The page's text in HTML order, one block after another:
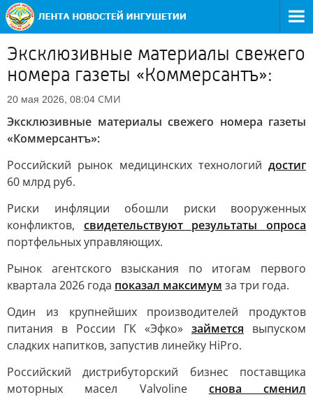
Эксклюзивные материалы свежего
номера газеты «Коммерсантъ»:
20 мая 2026, 08:04 СМИ
Эксклюзивные материалы свежего номера газеты
«Коммерсантъ»:
Российский рынок медицинских технологий достиг
60 млрд руб.
Риски инфляции обошли риски вооруженных
конфликтов, свидетельствуют результаты опроса
портфельных управляющих.
Рынок агентского взыскания по итогам первого
квартала 2026 года показал максимум за три года.
Один из крупнейших производителей продуктов
питания в России ГК «Эфко» займется выпуском
сладких напитков, запустив линейку HiPro.
Российский дистрибуторский бизнес поставщика
моторных масел Valvoline снова сменил